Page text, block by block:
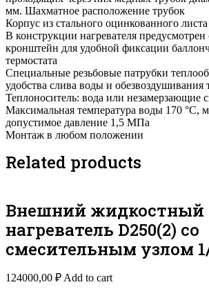
мм. Шахматное расположение трубок
Корпус из стального оцинкованного листа
В конструкции нагревателя
кронштейн для удобной фиксации
термостата
Специальные резьбовые патрубки
удобства слива воды и обезвоздушивания
Теплоноситель: вода или незамерзающие
Максимальная температура воды 170 °С,
допустимое давление 1,5 МПа
Монтаж в любом положении
Related products
Внешний жидкостный
нагреватель D250(2) со
смесительным узлом
124000,00 ₽ Add to cart